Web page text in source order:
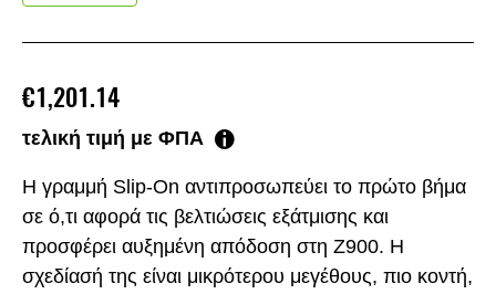
Η γραμμή Slip-On αντιπροσωπεύει το πρώτο βήμα
σε ό,τι αφορά τις βελτιώσεις εξάτμισης και
προσφέρει αυξημένη απόδοση στη Z900. Η
σχεδίασή της είναι μικρότερου μεγέθους, πιο κοντή,
€1,201.14
τελική τιμή με ΦΠΑ